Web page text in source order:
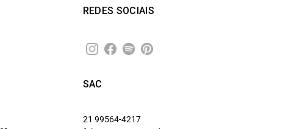
REDES SOCIAIS
SAC
21 99564-4217